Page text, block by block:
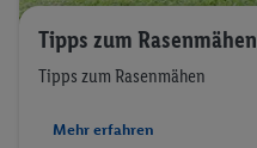
Tipps zum Rasenmähen
Tipps zum Rasenmähen
Mehr erfahren